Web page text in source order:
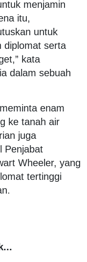
menjamin
itu,
untuk
diplomat serta
kata
dalam sebuah
enam
ke tanah air
juga
Penjabat
Wheeler, yang
tertinggi